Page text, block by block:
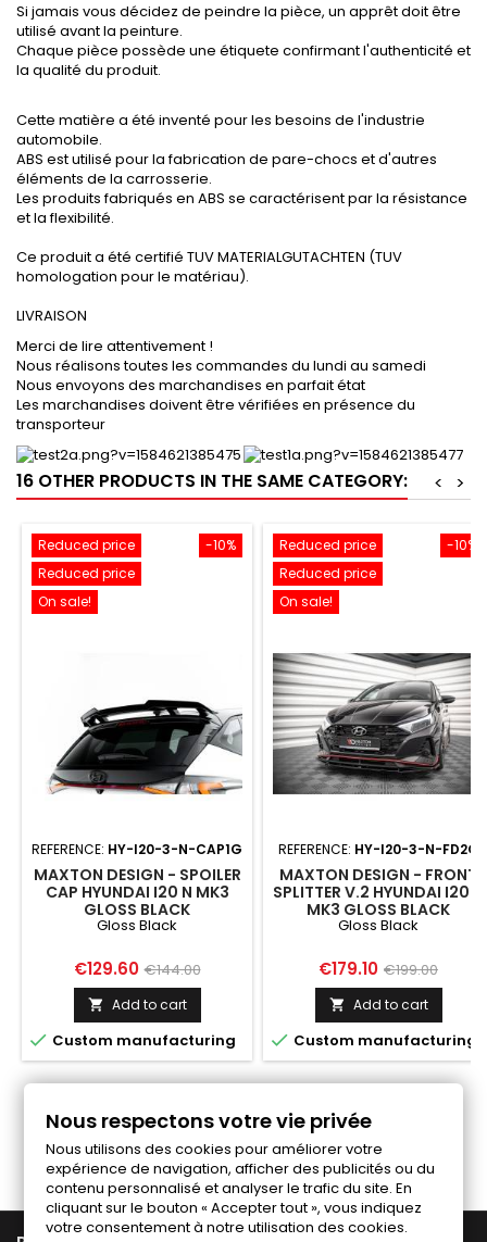
Si jamais vous décidez de peindre la pièce, un apprêt doit être
utilisé avant la peinture.
Chaque pièce possède une étiquete confirmant l'authenticité et
la qualité du produit.
Cette matière a été inventé pour les besoins de l'industrie
automobile.
ABS est utilisé pour la fabrication de pare-chocs et d'autres
éléments de la carrosserie.
Les produits fabriqués en ABS se caractérisent par la résistance
et la flexibilité.
Ce produit a été certifié TUV MATERIALGUTACHTEN (TUV
homologation pour le matériau).
LIVRAISON
Merci de lire attentivement !
Nous réalisons toutes les commandes du lundi au samedi
Nous envoyons des marchandises en parfait état
Les marchandises doivent être vérifiées en présence du
transporteur
16 OTHER PRODUCTS IN THE SAME CATEGORY: >
<
-10%
Reduced price
Reduced price
On sale!
REFERENCE: HY-I20-3-N-CAP1G
MAXTON DESIGN - SPOILER
CAP HYUNDAI I20 N MK3
GLOSS BLACK
Gloss Black
Price
€129.60 Regular
price
€144.00
 Add to cart
 Custom manufacturing
-10%
Reduced price
Reduced price
On sale!
REFERENCE: HY-I20-3-N-FD2G
MAXTON DESIGN - FRONT
SPLITTER V.2 HYUNDAI I20 N
MK3 GLOSS BLACK
Gloss Black
Price
€179.10 Regular
price
€199.00
 Add to cart
 Custom manufacturing
Follow us on Facebook
Nous respectons votre vie privée
Nous utilisons des cookies pour améliorer votre
expérience de navigation, afficher des publicités ou du
contenu personnalisé et analyser le trafic du site. En
cliquant sur le bouton « Accepter tout », vous indiquez
votre consentement à notre utilisation des cookies.